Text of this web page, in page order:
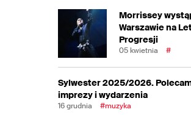
Morrissey
Warszawie na
Progresji
05 kwietnia #
Sylwester 2025/2026.
imprezy i wydarzenia
16 grudnia #muzyka